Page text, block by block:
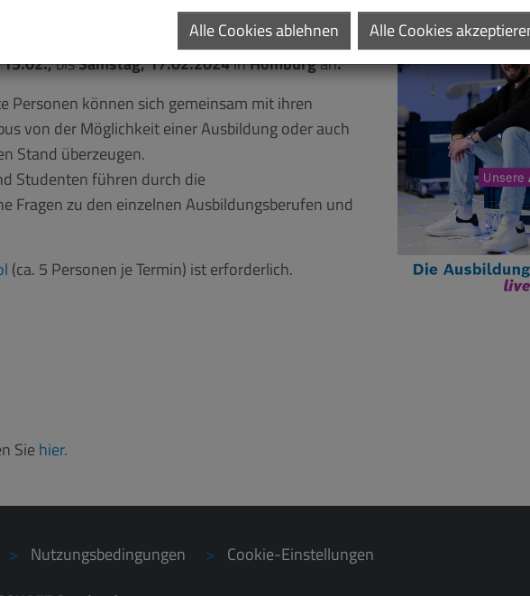
GmbH auch dieses Mal wiederdie
15.02.,bisSamstag, 17.02.2024inHomburgan.
Personen können sich gemeinsam mit ihren
von der Möglichkeit einer Ausbildung oder auch
Stand überzeugen.
Studenten führen durch die
Fragen zu den einzelnen Ausbildungsberufen und
(ca. 5 Personen je Termin) ist erforderlich.
Sie hier.
Nutzungsbedingungen
Cookie-Einstellungen
Alle Cookies ablehnen Alle Cookies